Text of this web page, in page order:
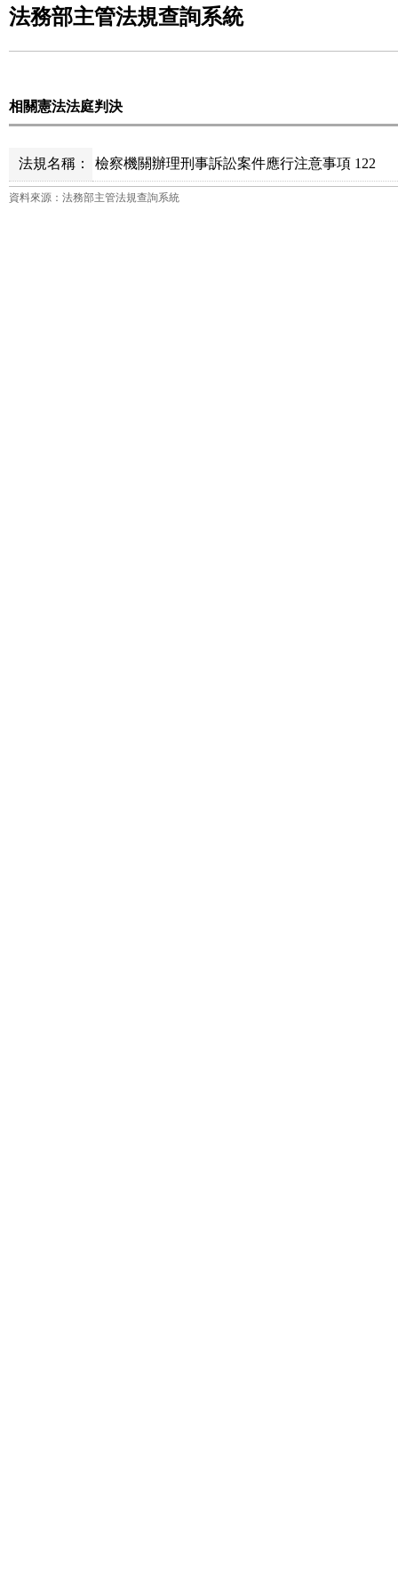
法務部主管法規查詢系統
相關憲法法庭判決
法規名稱： 檢察機關辦理刑事訴訟案件應行注意事項 122
資料來源：法務部主管法規查詢系統